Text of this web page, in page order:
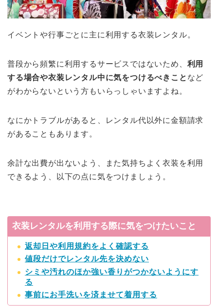
イベントや行事ごとに主に利用する衣装レンタル。
普段から頻繁に利用するサービスではないため、 利用
する場合や衣装レンタル中に気をつけるべきこと など
がわからないという方もいらっしゃいますよね。
なにかトラブルがあると、レンタル代以外に金額請求
があることもあります。
余計な出費が出ないよう、また気持ちよく衣装を利用
できるよう、以下の点に気をつけましょう。
衣装レンタルを利用する際に気をつけたいこと
返却日や利用規約をよく確認する
値段だけでレンタル先を決めない
シミや汚れのほか強い香りがつかないようにす
る
事前にお手洗いを済ませて着用する